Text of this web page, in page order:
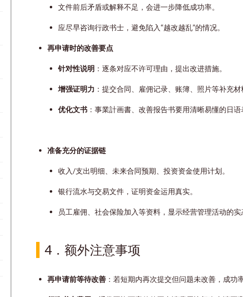
文件前后矛盾或解释不足，会进一步降低成功率。
应尽早咨询行政书士，避免陷入“越改越乱”的情况。
再申请时的改善要点
针对性说明 ：逐条对应不许可理由，提出改进措施。
增强证明力 ：提交合同、雇佣记录、账簿、照片等补充材
优化文书 ：事業計画書、改善报告书要用清晰易懂的日语
准备充分的证据链
收入/支出明细、未来合同预期、投资资金使用计划。
银行流水与交易文件，证明资金运用真实。
员工雇佣、社会保险加入等资料，显示经营管理活动的实
4． 额外注意事项
再申请前等待改善：若短期内再次提交但问题未改善，成功